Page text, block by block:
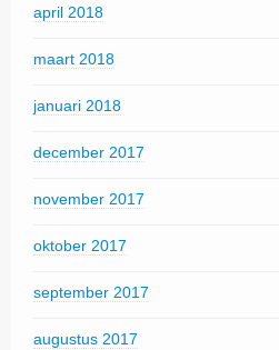
april 2018
maart 2018
januari 2018
december 2017
november 2017
oktober 2017
september 2017
augustus 2017